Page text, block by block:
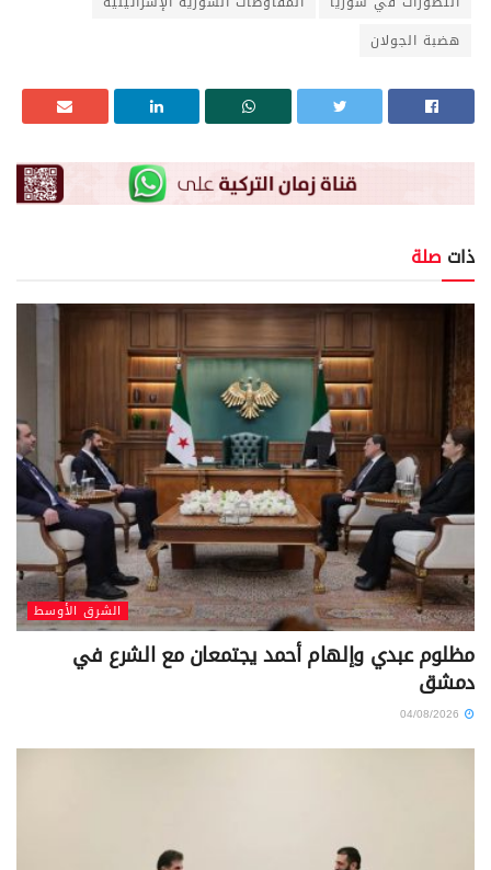
هضبة الجولان
ذات صلة
الشرق الأوسط
مظلوم عبدي وإلهام أحمد يجتمعان مع الشرع في
دمشق